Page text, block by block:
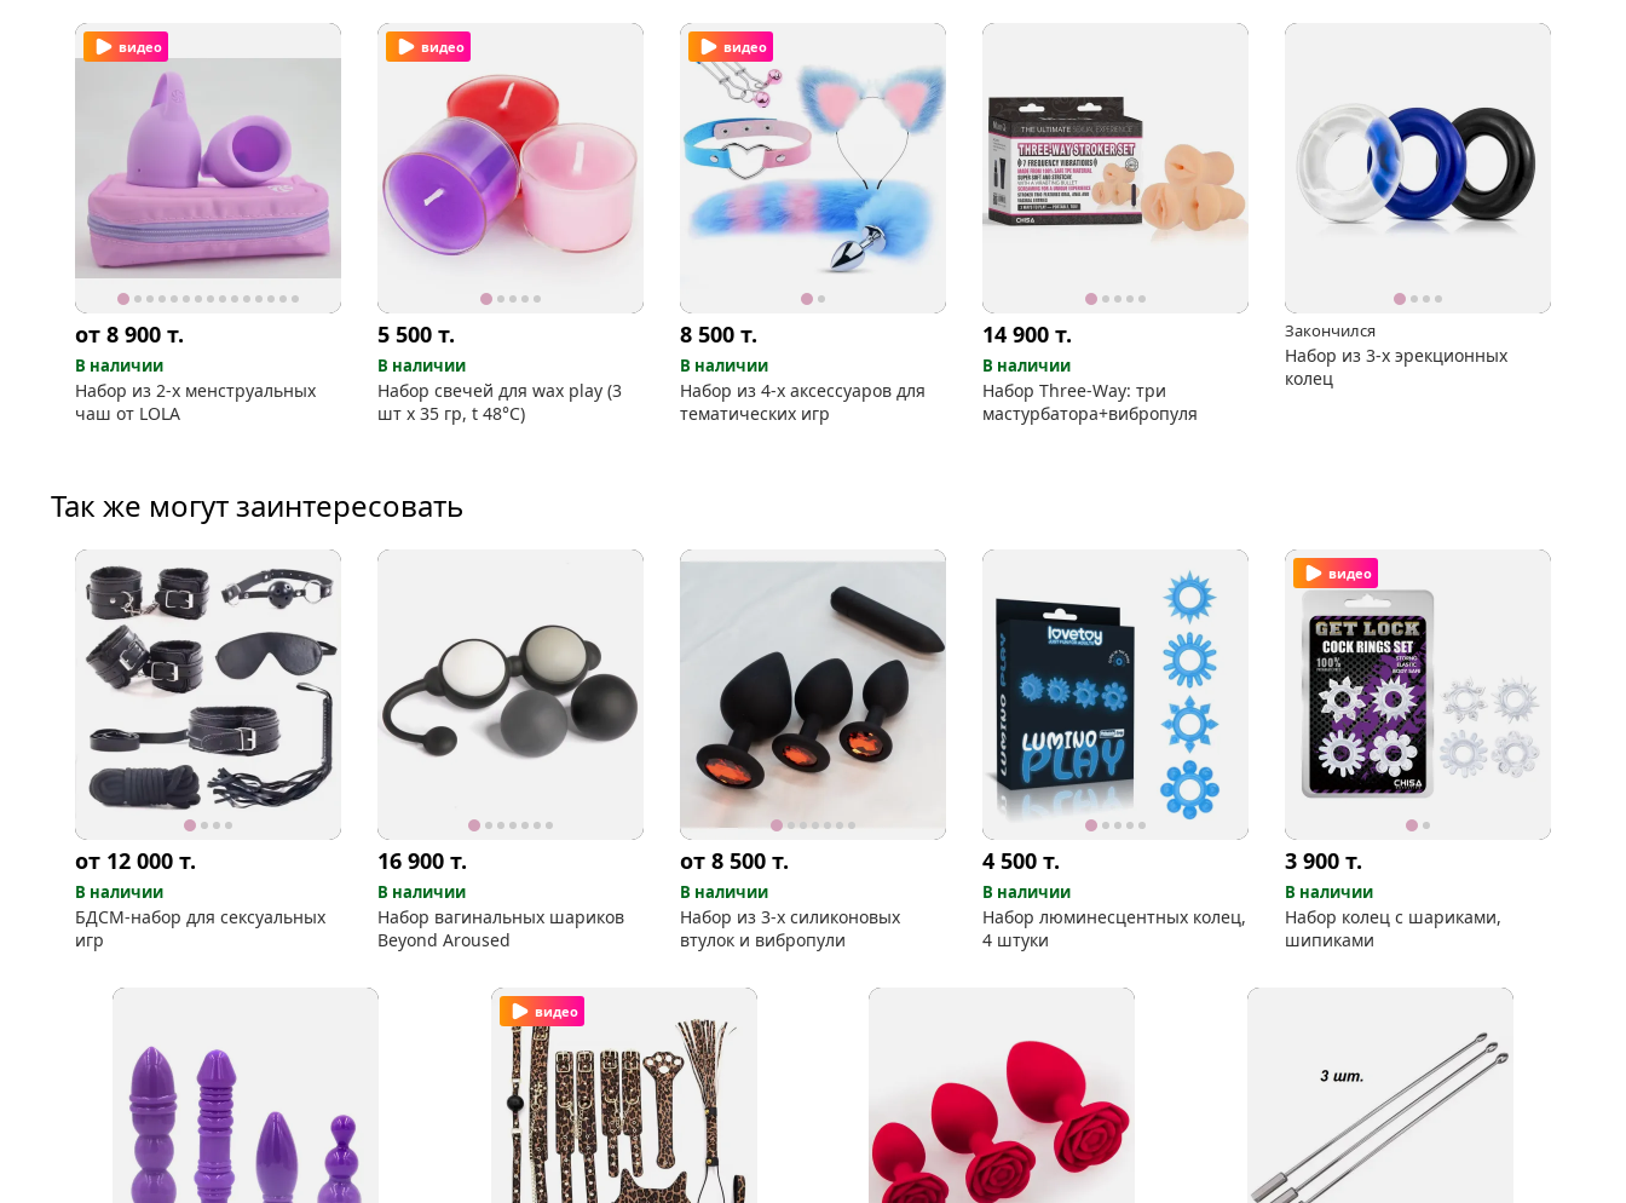
видео
от 8 900 т.
В наличии
Набор из 2-х менструальных
чаш от LOLA
видео
5 500 т.
В наличии
Набор свечей для wax play (3
шт х 35 гр, t 48°C)
видео
8 500 т.
В наличии
Набор из 4-х аксессуаров для
тематических игр
14 900 т.
В наличии
Набор Three-Way: три
мастурбатора+вибропуля
Закончился
Набор из 3-х эрекционных
колец
Так же могут заинтересовать
от 12 000 т.
В наличии
БДСМ-набор для сексуальных
игр
16 900 т.
В наличии
Набор вагинальных шариков
Beyond Aroused
от 8 500 т.
В наличии
Набор из 3-х силиконовых
втулок и вибропули
4 500 т.
В наличии
Набор люминесцентных колец,
4 штуки
видео
3 900 т.
В наличии
Набор колец с шариками,
шипиками
видео